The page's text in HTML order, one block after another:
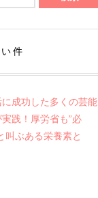
件
成功した多くの芸能
実践！厚労省も”必
叫ぶある栄養素と